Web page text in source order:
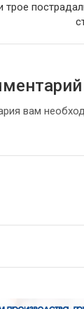
трое
вам